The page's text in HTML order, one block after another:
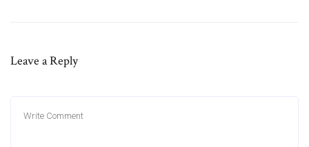
Leave a Reply